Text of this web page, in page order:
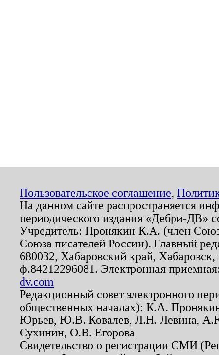
Пользовательское соглашение,
На данном сайте распространяется
периодического издания «Дебри-ДВ»
Учредитель: Пронякин К.А. (член
Союза писателей России). Главный
680032, Хабаровский край,
ф.84212296081. Электронная
dv.com
Редакционный совет электронного
общественных началах): К.А.
Юрьев, Ю.В. Ковалев, Л.Н. Левина,
Сухинин, О.В. Егорова
Свидетельство о регистрации СМИ